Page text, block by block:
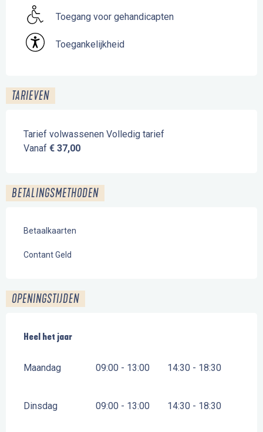
Toegang voor gehandicapten
Toegankelijkheid
TARIEVEN
Tarief volwassenen Volledig tarief
Vanaf € 37,00
BETALINGSMETHODEN
Betaalkaarten
Contant Geld
OPENINGSTIJDEN
Heel het jaar
Heel het jaar
Maandag 09:00 - 13:00 14:30 - 18:30
Dinsdag 09:00 - 13:00 14:30 - 18:30